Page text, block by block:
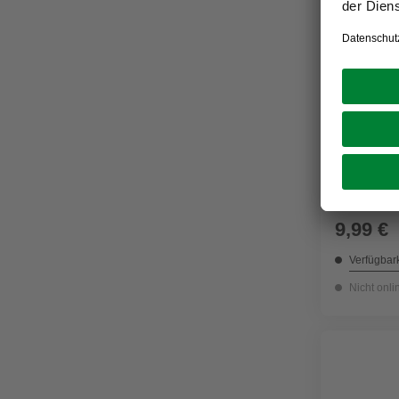
LEIFHEIT
cm,
9,99 €
Nicht